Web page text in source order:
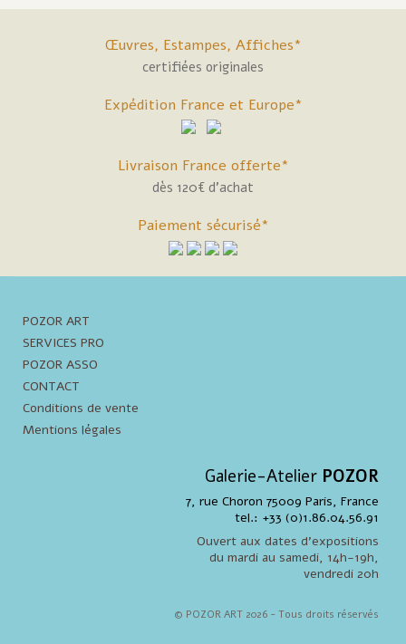
Œuvres, Estampes, Affiches*
certifiées originales
Expédition France et Europe*
Livraison France offerte*
dès 120€ d'achat
Paiement sécurisé*
POZOR ART
SERVICES PRO
POZOR ASSO
CONTACT
Conditions de vente
Mentions légales
Galerie-Atelier POZOR
7, rue Choron 75009 Paris, France
tel.: +33 (0)1.86.04.56.91
Ouvert aux dates d'expositions
du mardi au samedi, 14h-19h,
vendredi 20h
© POZOR ART 2026 - Tous droits réservés